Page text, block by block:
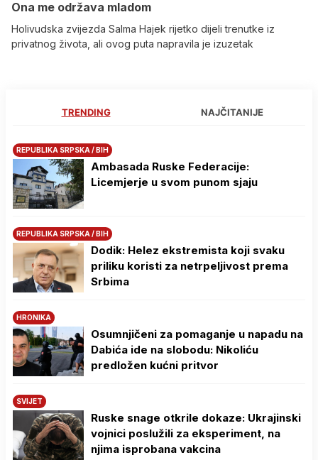
Ona me održava mladom
Holivudska zvijezda Salma Hajek rijetko dijeli trenutke iz
privatnog života, ali ovog puta napravila je izuzetak
TRENDING NAJČITANIJE
REPUBLIKA SRPSKA / BIH
Ambasada Ruske Federacije:
Licemjerje u svom punom sjaju
REPUBLIKA SRPSKA / BIH
Dodik: Helez ekstremista koji svaku
priliku koristi za netrpeljivost prema
Srbima
HRONIKA
Osumnjičeni za pomaganje u napadu na
Dabića ide na slobodu: Nikoliću
predložen kućni pritvor
SVIJET
Ruske snage otkrile dokaze: Ukrajinski
vojnici poslužili za eksperiment, na
njima isprobana vakcina